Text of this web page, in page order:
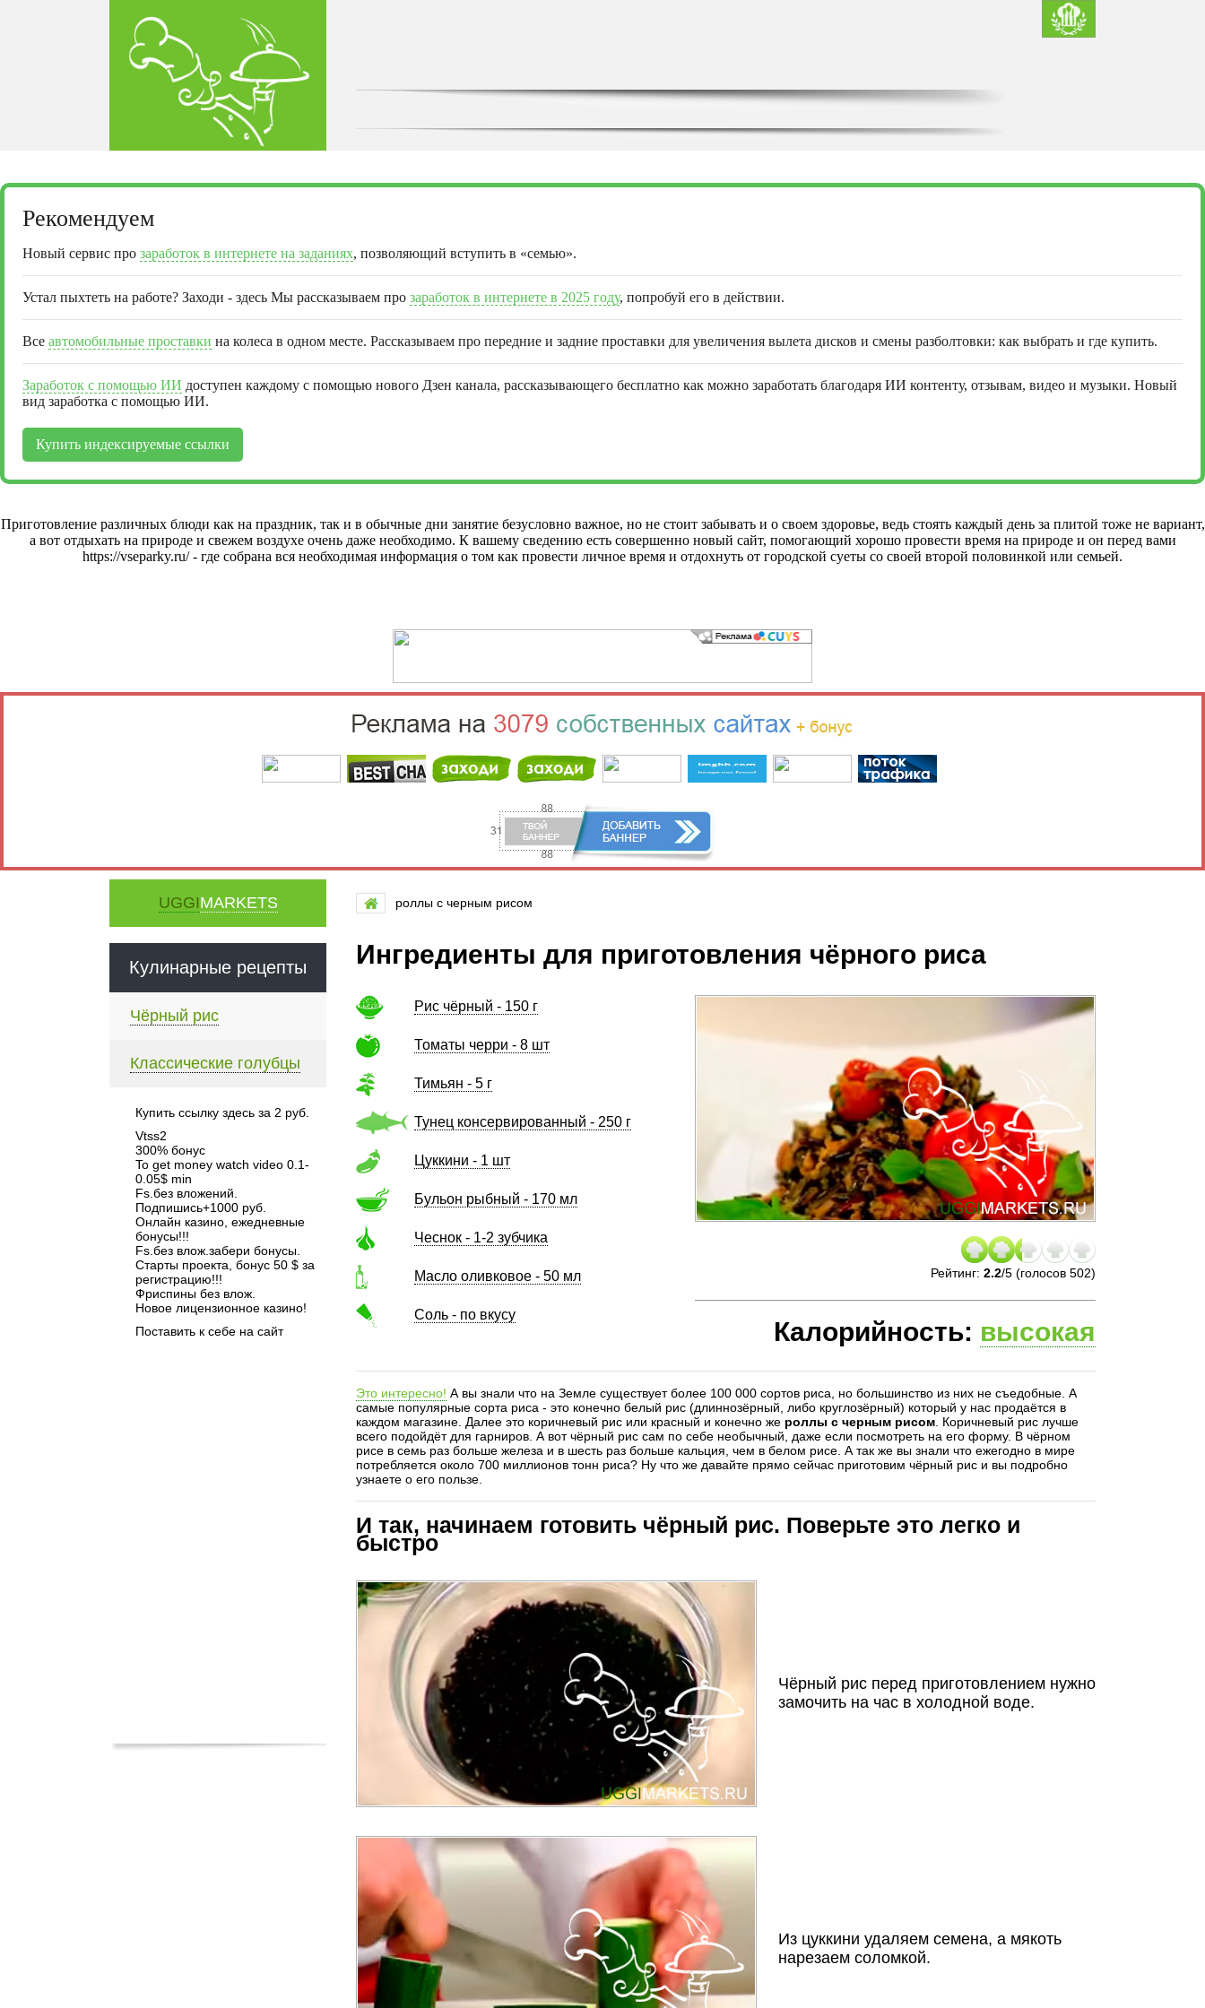
Рекомендуем
Новый сервис про заработок в интернете на заданиях, позволяющий вступить в «семью».
Устал пыхтеть на работе? Заходи - здесь Мы рассказываем про заработок в интернете в 2025 году, попробуй его в действии.
Все автомобильные проставки на колеса в одном месте. Рассказываем про передние и задние проставки для увеличения вылета дисков и смены разболтовки: как выбрать и где купить.
Заработок с помощью ИИ доступен каждому с помощью нового Дзен канала, рассказывающего бесплатно как можно заработать благодаря ИИ контенту, отзывам, видео и музыки. Новый
вид заработка с помощью ИИ.
Купить индексируемые ссылки
Приготовление различных блюди как на праздник, так и в обычные дни занятие безусловно важное, но не стоит забывать и о своем здоровье, ведь стоять каждый день за плитой тоже не вариант,
а вот отдыхать на природе и свежем воздухе очень даже необходимо. К вашему сведению есть совершенно новый сайт, помогающий хорошо провести время на природе и он перед вами
https://vseparky.ru/- где собрана вся необходимая информация о том как провести личное время и отдохнуть от городской суеты со своей второй половинкой или семьей.
UGGIMARKETS роллы с черным рисом
Кулинарные рецепты
Чёрный рис
Классические голубцы
Купить ссылку здесь за 2 руб.
Vtss2
300% бонус
To get money watch video 0.1-
0.05$ min
Fs.без вложений.
Подпишись+1000 руб.
Онлайн казино, ежедневные
бонусы!!!
Fs.без влож.забери бонусы.
Старты проекта, бонус 50 $ за
регистрацию!!!
Фриспины без влож.
Новое лицензионное казино!
Поставить к себе на сайт
Ингредиенты для приготовления чёрного риса
Рис чёрный - 150 г
Томаты черри - 8 шт
Тимьян - 5 г
Тунец консервированный - 250 г
Цуккини - 1 шт
Бульон рыбный - 170 мл
Чеснок - 1-2 зубчика
Масло оливковое - 50 мл
Соль - по вкусу
Рейтинг: 2.2/5 (голосов 502)
Калорийность: высокая
Это интересно! А вы знали что на Земле существует более 100 000 сортов риса, но большинство из них не съедобные. А
самые популярные сорта риса - это конечно белый рис (длиннозёрный, либо круглозёрный) который у нас продаётся в
каждом магазине. Далее это коричневый рис или красный и конечно же роллы с черным рисом . Коричневый рис лучше
всего подойдёт для гарниров. А вотчёрный рис сам по себе необычный, даже если посмотреть на его форму. В чёрном
рисе в семь раз больше железа и в шесть раз больше кальция, чем в белом рисе. А так же вы знали что ежегодно в мире
потребляется около 700 миллионов тонн риса? Ну что же давайте прямо сейчас приготовим чёрный рис и вы подробно
узнаете о его пользе.
И так, начинаем готовить чёрный рис. Поверьте это легко и
быстро
Чёрный рис перед приготовлением нужно
замочить на час в холодной воде.
Из цуккини удаляем семена, а мякоть
нарезаем соломкой.